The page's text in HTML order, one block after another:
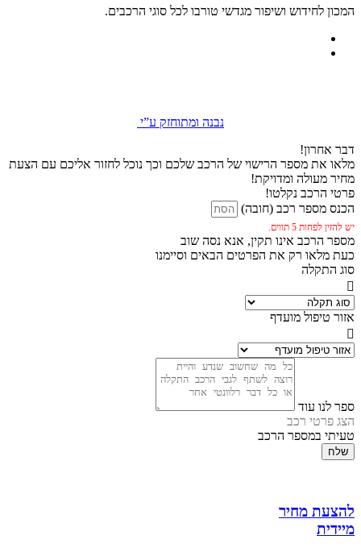
המכון לחידוש ושיפור מגדשי טורבו לכל סוגי הרכבים.
נבנה ומתוחזק ע”י
דבר אחרון!
מלאו את מספר הרישוי של הרכב שלכם וכך נוכל לחזור אליכם עם הצעת
מחיר מעולה ומדויקת!
פרטי הרכב נקלטו!
הכנס מספר רכב (חובה)
יש להזין לפחות 5 תווים.
מספר הרכב אינו תקין, אנא נסה שוב
כעת מלאו רק את הפרטים הבאים וסיימנו
סוג התקלה
אזור טיפול מועדף
ספר לנו עוד
הצג פרטי רכב
טעיתי במספר הרכב
שלח
להצעת מחיר
מיידית